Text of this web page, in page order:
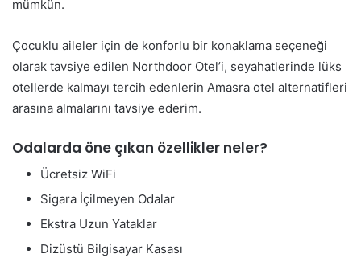
mümkün.
Çocuklu aileler için de konforlu bir konaklama seçeneği
olarak tavsiye edilen Northdoor Otel’i, seyahatlerinde lüks
otellerde kalmayı tercih edenlerin Amasra otel alternatifleri
arasına almalarını tavsiye ederim.
Odalarda öne çıkan özellikler neler?
Ücretsiz WiFi
Sigara İçilmeyen Odalar
Ekstra Uzun Yataklar
Dizüstü Bilgisayar Kasası